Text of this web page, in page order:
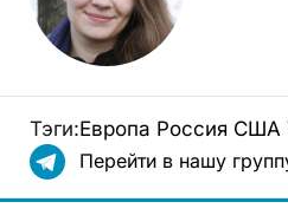
Тэги:Европа Россия США
Перейти в нашу